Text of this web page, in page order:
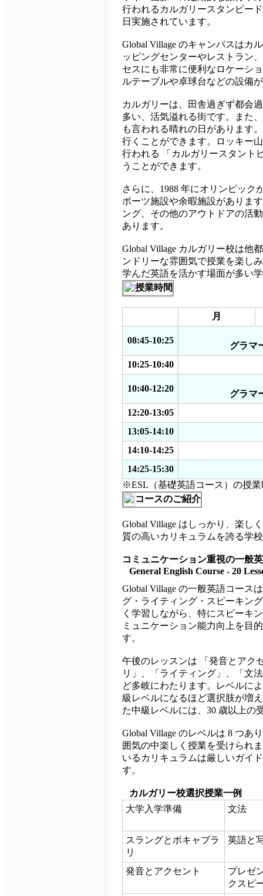
行われるカルガリースタンピー
日実施されています。
Global Village のキャンパスはカ
ッピングセンターやレストラン
セスにも非常に便利なロケーシ
ルテーブルや卓球台などの設備
カルガリーは、田舎過ぎず都会
多い、活気溢れる街です。また
も言われる晴れの日があります
行くことができます。ロッキー
行われる 「カルガリースタント
うことができます。
さらに、1988 年にオリンピッ
ポーツ施設や余暇施設がありま
ング、その他のアウトドアの活
あります。
Global Village カルガリー校は他
ンドリーな雰囲気で授業を楽し
学んだ英語を活かす場面が多い
授業時間
月
08:45-10:25
グラマ
10:25-10:40
10:40-12:20
グラマ
12:20-13:05
13:05-14:10
14:10-14:25
14:25-15:30
※ESL（基礎英語コース）の授業
コースのご紹介
Global Village はしっかり、楽し
質の高いカリキュラムを誇る学
コミュニケーション重視の一般
General English Course - 20
Global Village の一般英語コース
グ・ライティング・スピーキン
く学習しながら、特にスピーキ
ミュニケーション能力向上を目
す。
午後のレッスンは 「発音とアク
リ」、「ライティング」、「文
ど多岐にわたります。レベルに
級レベルになるほど選択肢が増
た中級レベルには、30 歳以上の
Global Village のレベルは 8 つあ
囲気の中楽しく授業を受けられ
いるカリキュラムは厳しいガイ
す。
カルガリー校選択授業一例
大学入学準備
文法
スラングとボキャブラ
リ
英語と
発音とアクセント
プレゼ
クスピ